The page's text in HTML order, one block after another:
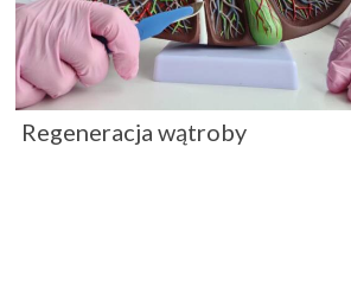
Regeneracja wątroby